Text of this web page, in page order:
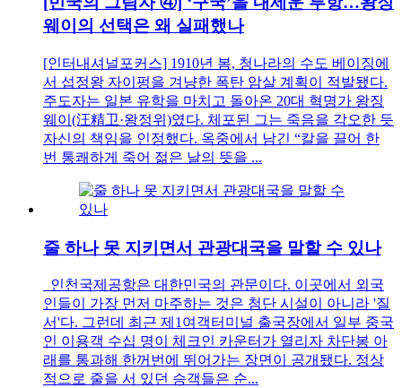
웨이의 선택은 왜 실패했나
[인터내셔널포커스] 1910년 봄, 청나라의 수도 베이징에
서 섭정왕 자이펑을 겨냥한 폭탄 암살 계획이 적발됐다.
주도자는 일본 유학을 마치고 돌아온 20대 혁명가 왕징
웨이(汪精卫·왕정위)였다. 체포된 그는 죽음을 각오한 듯
자신의 책임을 인정했다. 옥중에서 남긴 “칼을 끌어 한
번 통쾌하게 죽어 젊은 날의 뜻을 ...
줄 하나 못 지키면서 관광대국을 말할 수 있나
인천국제공항은 대한민국의 관문이다. 이곳에서 외국
인들이 가장 먼저 마주하는 것은 첨단 시설이 아니라 '질
서'다. 그런데 최근 제1여객터미널 출국장에서 일부 중국
인 이용객 수십 명이 체크인 카운터가 열리자 차단봉 아
래를 통과해 한꺼번에 뛰어가는 장면이 공개됐다. 정상
적으로 줄을 서 있던 승객들은 순...